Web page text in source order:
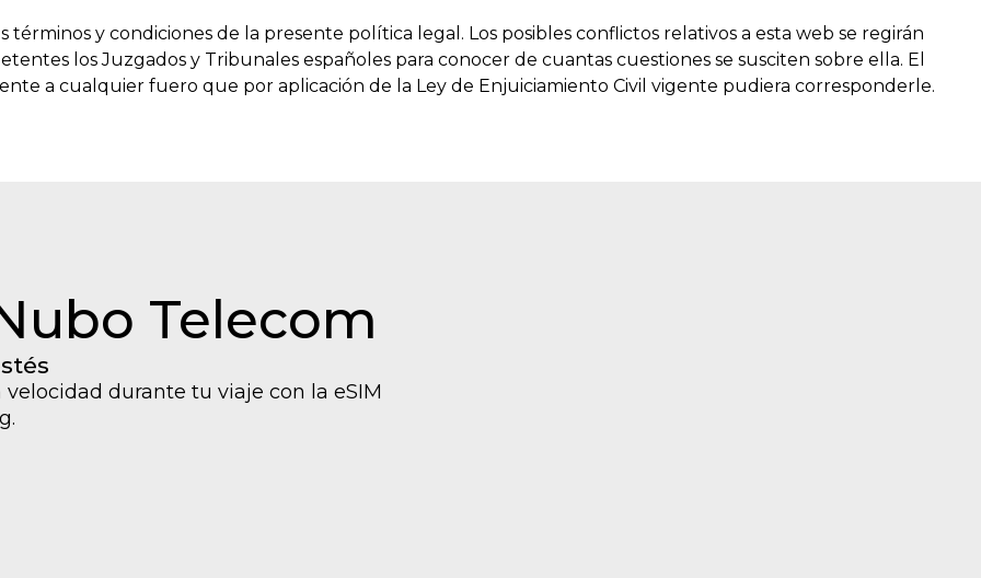
y condiciones de la presente política legal. Los posibles conflictos relativos a esta web se regirán
los Juzgados y Tribunales españoles para conocer de cuantas cuestiones se susciten sobre ella. El
a cualquier fuero que por aplicación de la Ley de Enjuiciamiento Civil vigente pudiera corresponderle.
Telecom
durante tu viaje con la eSIM